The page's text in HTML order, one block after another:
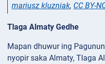
mariusz kluzniak, CC BY-
Tlaga Almaty Gedhe
Mapan dhuwur ing
nyopir saka Almaty, Tlaga